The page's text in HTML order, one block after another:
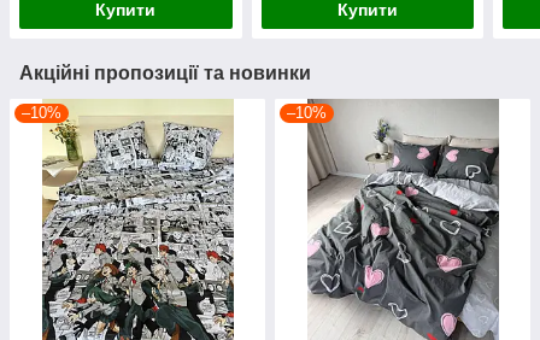
Купити Купити
Акційні пропозиції та новинки
–10% –10%